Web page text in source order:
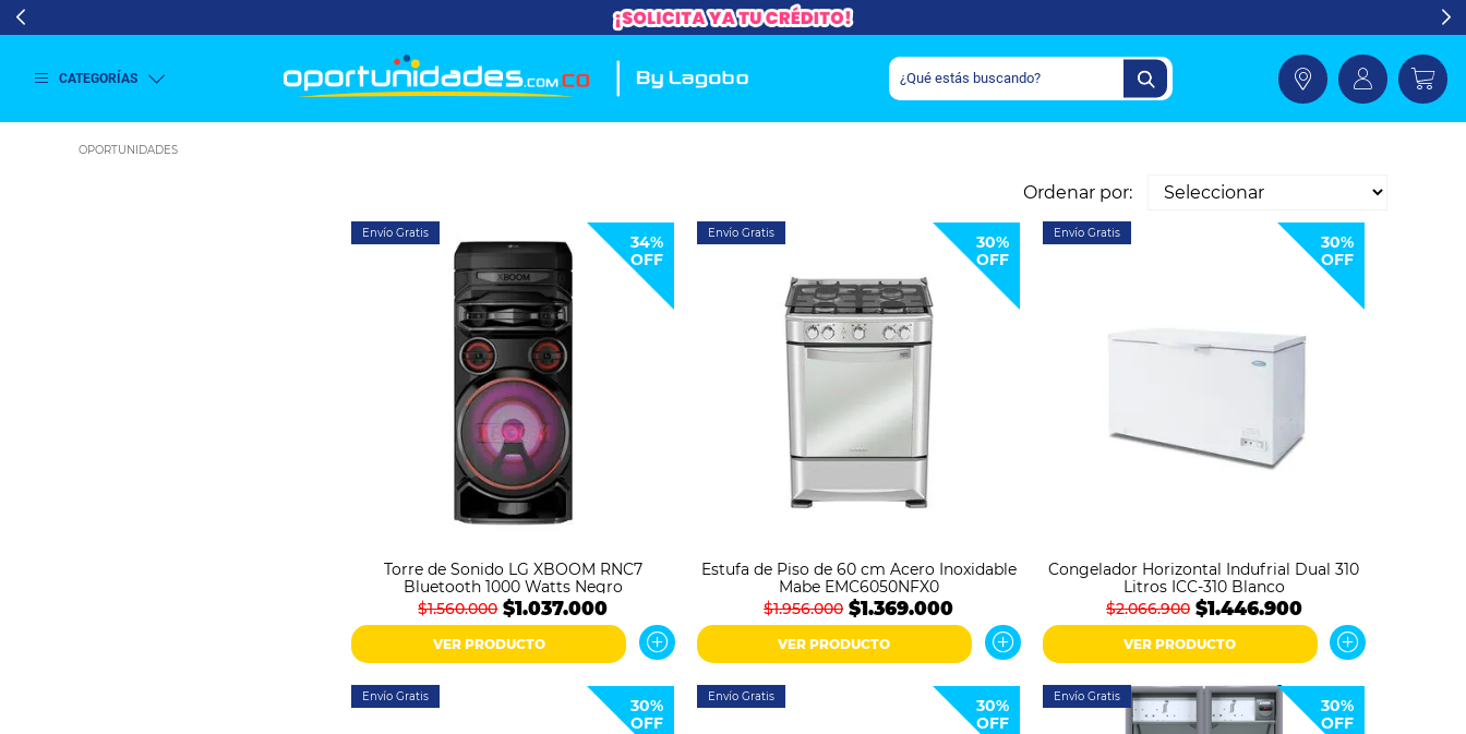
CATEGORÍAS
Ordenar por:
Envío Gratis
34%
OFF
Torre de Sonido LG XBOOM RNC7
Bluetooth 1000 Watts Negro
$1.560.000 $1.037.000
VER PRODUCTO
Envío Gratis
30%
OFF
Estufa de Piso de 60 cm Acero Inoxidable
Mabe EMC6050NFX0
$1.956.000 $1.369.000
VER PRODUCTO
Envío Gratis
30%
OFF
Congelador Horizontal Indufrial Dual 310
Litros ICC-310 Blanco
$2.066.900 $1.446.900
VER PRODUCTO
Envío Gratis
30%
OFF
Envío Gratis
30%
OFF
Envío Gratis
30%
OFF